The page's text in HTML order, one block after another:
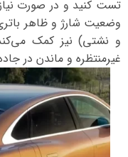
تست کنید و در صورت
وضعیت شارژ و ظاهر
و نشتی) نیز کمک
غیرمنتظره و ماندن در